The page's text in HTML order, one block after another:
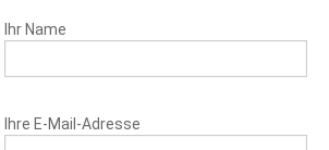
Ihr Name
Ihre E-Mail-Adresse